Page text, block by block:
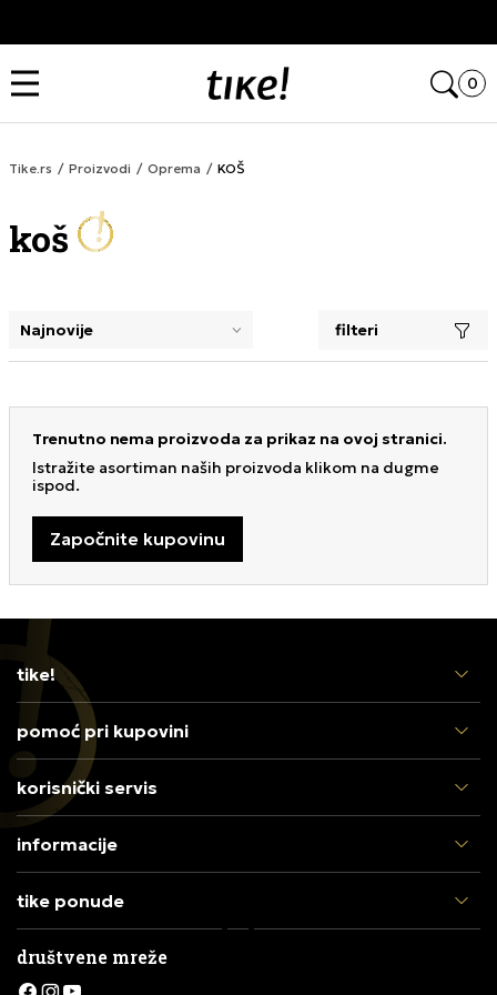
0
Tike.rs Proizvodi Oprema KOŠ
koš
selecting a filter closes the filters and loads new
filteri
Trenutno nema proizvoda za prikaz na ovoj stranici.
Istražite asortiman naših proizvoda klikom na dugme
ispod.
Započnite kupovinu
tike!
pomoć pri kupovini
korisnički servis
informacije
tike ponude
društvene mreže